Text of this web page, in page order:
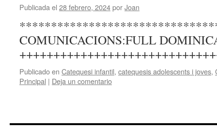
Publicada el 28 febrero, 2024porJoan
COMUNICACIONS:FULL
Publicado en Catequesi infantil, catequesis adolescents i joves,
Principal | Deja un comentario